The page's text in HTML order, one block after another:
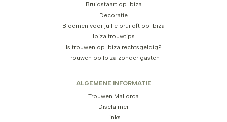
Bruidstaart op Ibiza
Decoratie
Bloemen voor jullie bruiloft op Ibiza
Ibiza trouwtips
Is trouwen op Ibiza rechtsgeldig?
Trouwen op Ibiza zonder gasten
ALGEMENE INFORMATIE
Trouwen Mallorca
Disclaimer
Links